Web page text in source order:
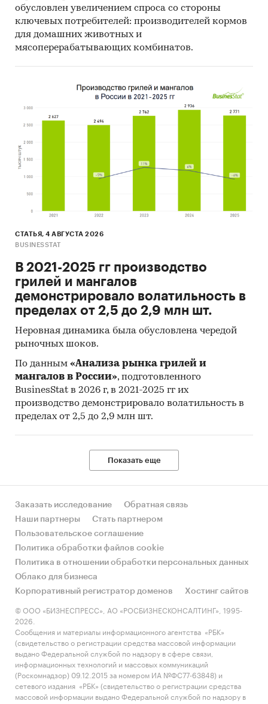
обусловлен увеличением спроса со стороны
ключевых потребителей: производителей кормов
для домашних животных и
мясоперерабатывающих комбинатов.
СТАТЬЯ, 4 АВГУСТА 2026
BUSINESSTAT
В 2021-2025 гг производство
грилей и мангалов
демонстрировало волатильность в
пределах от 2,5 до 2,9 млн шт.
Неровная динамика была обусловлена чередой
рыночных шоков.
По данным «Анализа рынка грилей и
мангалов в России», подготовленного
BusinesStat в 2026 г, в 2021-2025 гг их
производство демонстрировало волатильность в
пределах от 2,5 до 2,9 млн шт.
Показать еще
Заказать исследование
Обратная связь
Наши партнеры
Стать партнером
Пользовательское соглашение
Политика обработки файлов cookie
Политика в отношении обработки персональных данных
Облако для бизнеса
Корпоративный регистратор доменов
Хостинг сайтов
© ООО «БИЗНЕСПРЕСС», АО «РОСБИЗНЕСКОНСАЛТИНГ», 1995-
2026.
Сообщения и материалы информационного агентства «РБК»
(свидетельство о регистрации средства массовой информации
выдано Федеральной службой по надзору в сфере связи,
информационных технологий и массовых коммуникаций
(Роскомнадзор) 09.12.2015 за номером ИА №ФС77-63848) и
сетевого издания «РБК» (свидетельство о регистрации средства
массовой информации выдано Федеральной службой по надзору в